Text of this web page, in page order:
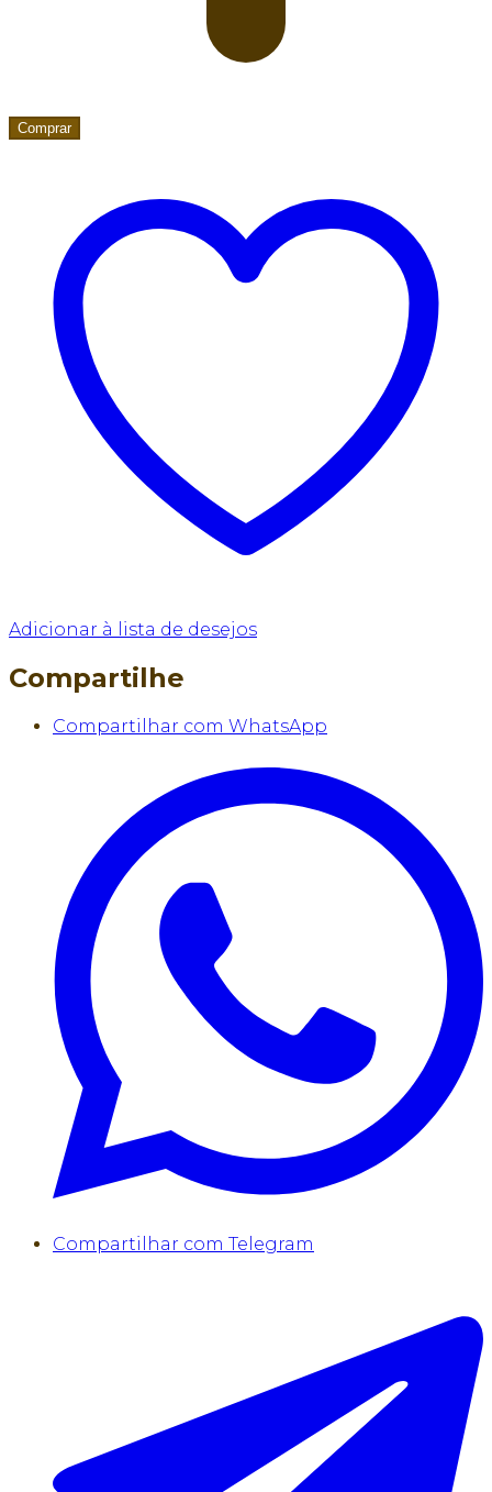
Comprar
Adicionar à lista de desejos
Compartilhe
Compartilhar com WhatsApp
Compartilhar com Telegram